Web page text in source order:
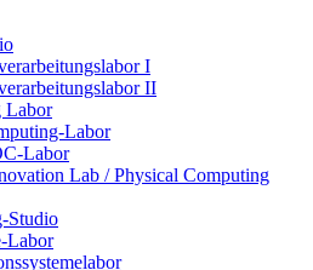
I
II
Labor
Labor
Labor
Lab / Physical Computing
Studio
Labor